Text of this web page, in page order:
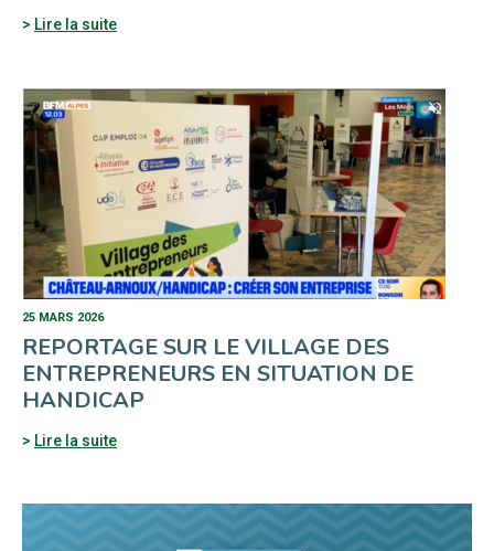
Lire la suite
25 MARS 2026
REPORTAGE SUR LE VILLAGE DES
ENTREPRENEURS EN SITUATION DE
HANDICAP
Lire la suite